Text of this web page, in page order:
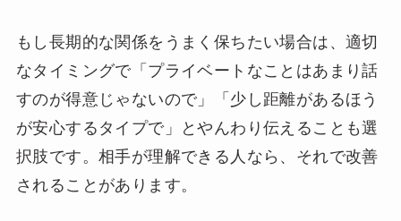
もし長期的な関係をうまく保ちたい場合は、適切
なタイミングで「プライベートなことはあまり話
すのが得意じゃないので」「少し距離があるほう
が安心するタイプで」とやんわり伝えることも選
択肢です。相手が理解できる人なら、それで改善
されることがあります。